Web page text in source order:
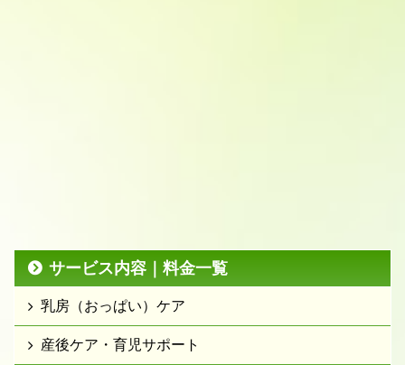
サービス内容｜料金一覧
乳房（おっぱい）ケア
産後ケア・育児サポート